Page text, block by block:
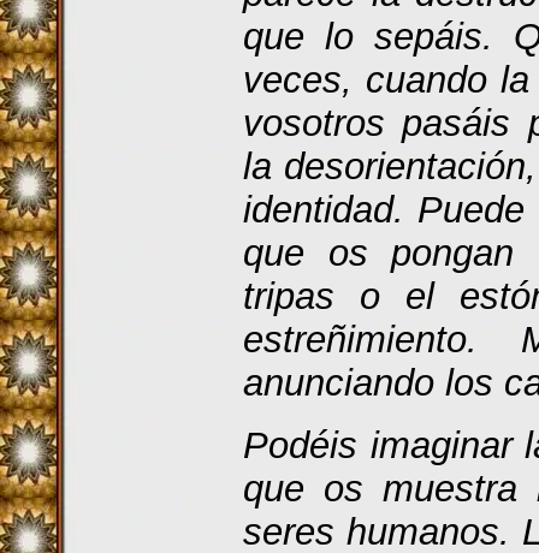
que lo sepáis.
veces, cuando
vosotros pasáis
la
identidad.
que os pongan
tripas o el
estreñimiento.
anunciando los
Podéis imaginar
que os
seres humanos.